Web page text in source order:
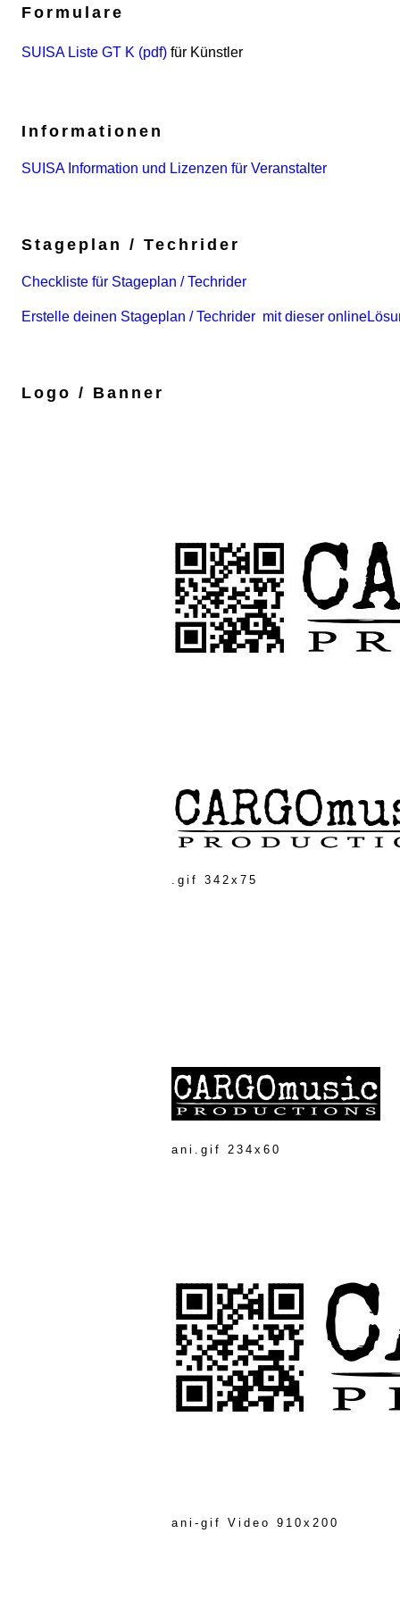
Formulare
SUISA Liste GT K (pdf) für Künstler
Informationen
SUISA Information und Lizenzen für Veranstalter
Stageplan / Techrider
Checkliste für Stageplan / Techrider
Erstelle deinen Stageplan / Techrider mit dieser
Logo / Banner
.gif 342x75
ani.gif 234x60
ani-gif Video 910x200